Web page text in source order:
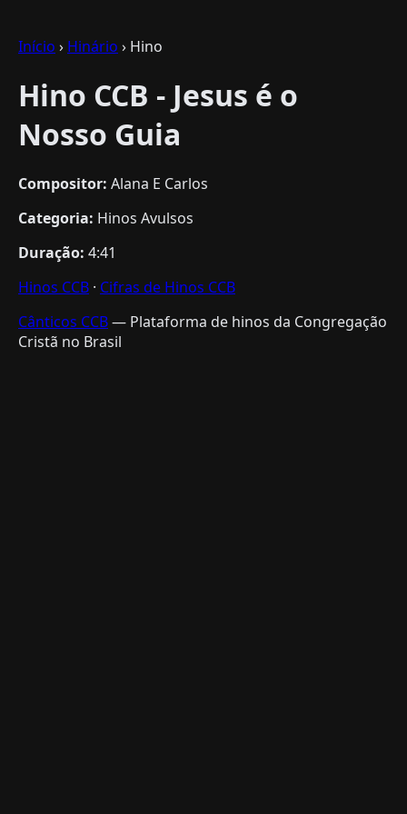
Início › Hinário › Hino
Hino CCB - Jesus é o
Nosso Guia
Compositor: Alana E Carlos
Categoria: Hinos Avulsos
Duração: 4:41
Hinos CCB · Cifras de Hinos CCB
Cânticos CCB— Plataforma de hinos da Congregação
Cristã no Brasil